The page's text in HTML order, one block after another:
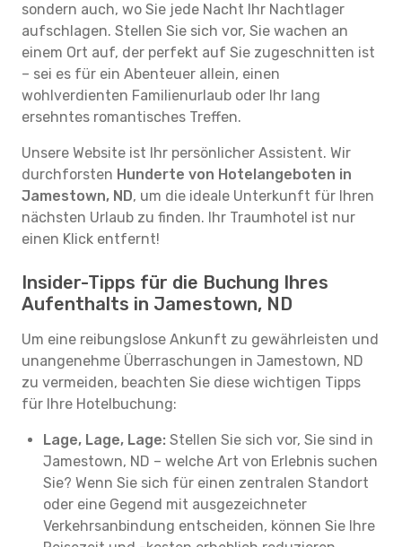
sondern auch, wo Sie jede Nacht Ihr Nachtlager
aufschlagen. Stellen Sie sich vor, Sie wachen an
einem Ort auf, der perfekt auf Sie zugeschnitten ist
– sei es für ein Abenteuer allein, einen
wohlverdienten Familienurlaub oder Ihr lang
ersehntes romantisches Treffen.
Unsere Website ist Ihr persönlicher Assistent. Wir
durchforsten Hunderte von Hotelangeboten in
Jamestown, ND, um die ideale Unterkunft für Ihren
nächsten Urlaub zu finden. Ihr Traumhotel ist nur
einen Klick entfernt!
Insider-Tipps für die Buchung Ihres
Aufenthalts in Jamestown, ND
Um eine reibungslose Ankunft zu gewährleisten und
unangenehme Überraschungen in Jamestown, ND
zu vermeiden, beachten Sie diese wichtigen Tipps
für Ihre Hotelbuchung:
Lage, Lage, Lage: Stellen Sie sich vor, Sie sind in
Jamestown, ND – welche Art von Erlebnis suchen
Sie? Wenn Sie sich für einen zentralen Standort
oder eine Gegend mit ausgezeichneter
Verkehrsanbindung entscheiden, können Sie Ihre